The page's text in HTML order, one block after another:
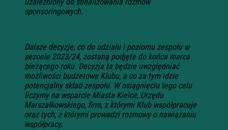
sponsoringowych.
Dalsze decyzje, co do udziału i poziomu zespołu w
sezonie 2023/24, zostaną podjęte do końca marca
bieżącego roku. Decyzja ta będzie uwzględniać
możliwości budżetowe Klubu, a co za tym idzie
potencjalny skład zespołu. W osiągnięciu tego celu
liczymy na wsparcie Miasta Kielce, Urzędu
Marszałkowskiego, firm, z którymi Klub współpracuje
oraz tych, z którymi prowadzi rozmowy o nawiązaniu
współpracy.